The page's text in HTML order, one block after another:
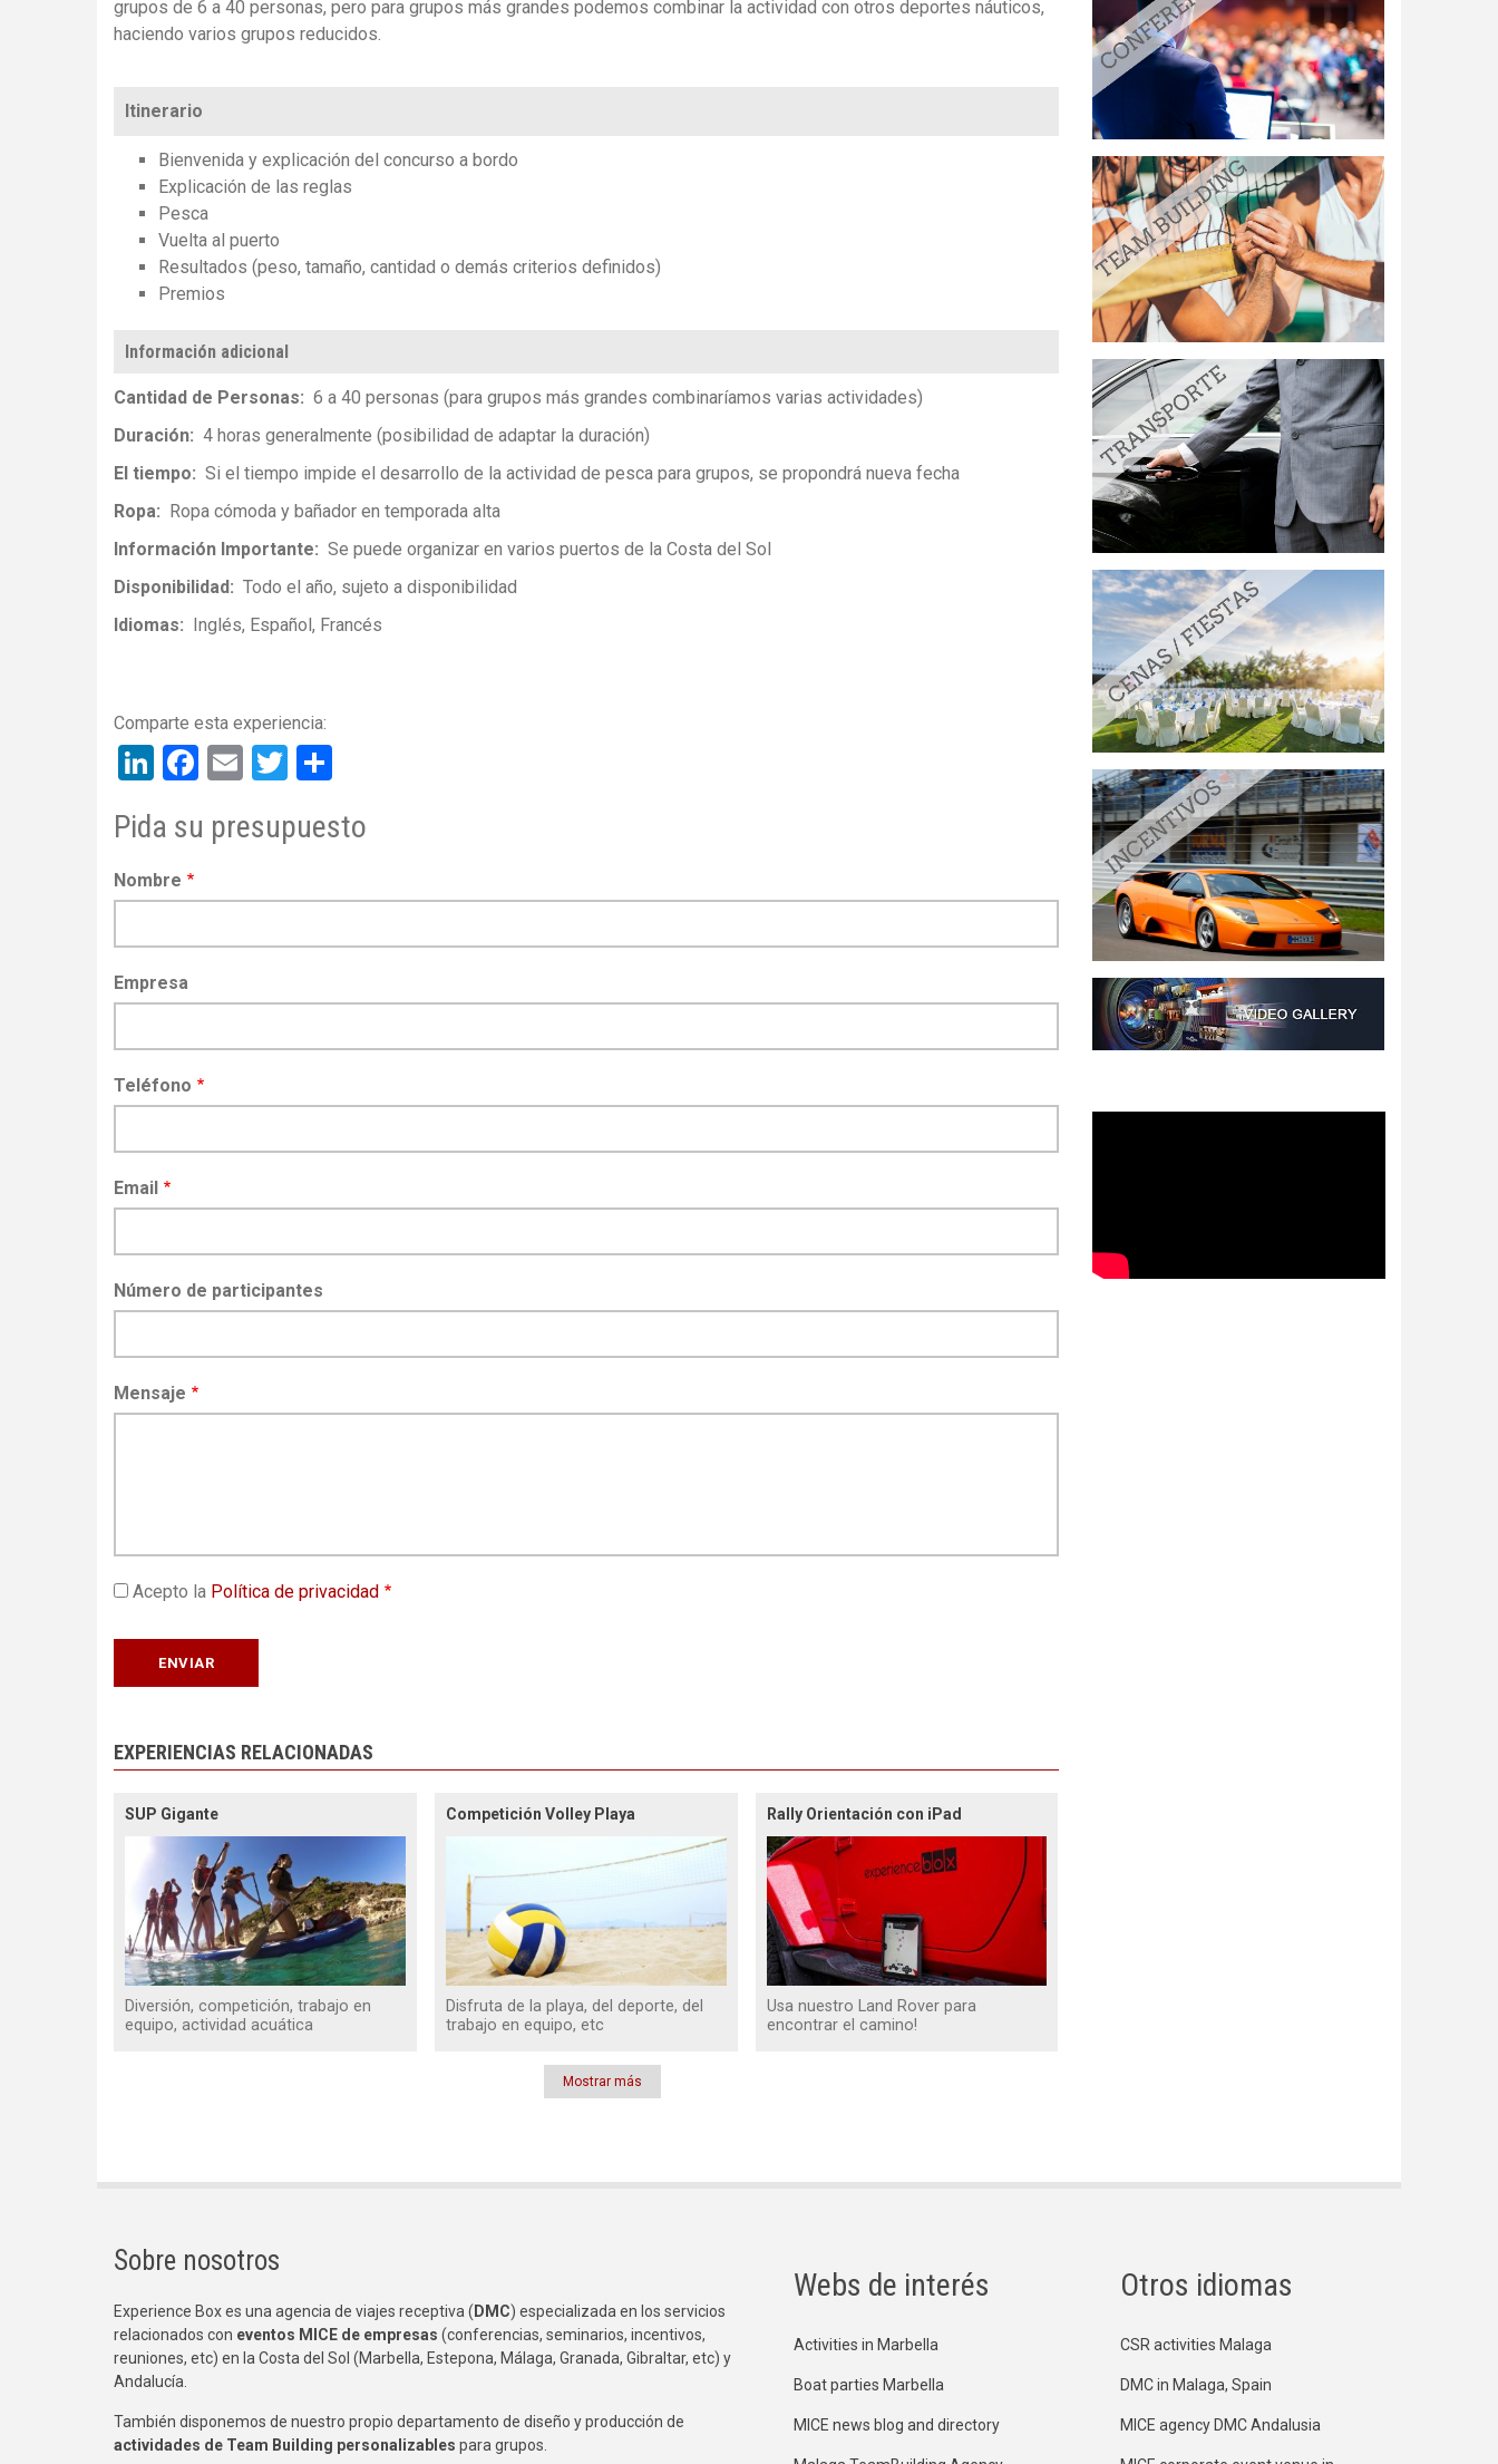
grupos de 6 a 40 personas, pero para grupos más grandes podemos combinar la actividad con otros deportes náuticos,
haciendo varios grupos reducidos.
Itinerario
Bienvenida y explicación del concurso a bordo
Explicación de las reglas
Pesca
Vuelta al puerto
Resultados (peso, tamaño, cantidad o demás criterios definidos)
Premios
Información adicional
Cantidad de Personas
6 a 40 personas (para grupos más grandes combinaríamos varias actividades)
Duración
4 horas generalmente (posibilidad de adaptar la duración)
El tiempo
Si el tiempo impide el desarrollo de la actividad de pesca para grupos, se propondrá nueva fecha
Ropa
Ropa cómoda y bañador en temporada alta
Información Importante
Se puede organizar en varios puertos de la Costa del Sol
Disponibilidad
Todo el año, sujeto a disponibilidad
Idiomas
Inglés Español Francés
LinkedIn
Facebook
EmailTwitter
Pida su presupuesto
Nombre
Empresa
Teléfono
Email
Número de participantes
Mensaje
Acepto la Política de privacidad
EXPERIENCIAS RELACIONADAS
SUP Gigante
Diversión, competición, trabajo en
equipo, actividad acuática
Competición Volley Playa
Disfruta de la playa, del deporte, del
trabajo en equipo, etc
Rally Orientación con iPad
Usa nuestro Land Rover para
encontrar el camino!
Mostrar más
Sobre nosotros
Experience Box es una agencia de viajes receptiva ( DMC) especializada en los servicios
relacionados con eventos MICE de empresas (conferencias, seminarios, incentivos,
reuniones, etc) en la Costa del Sol (Marbella, Estepona, Málaga, Granada, Gibraltar, etc) y
Andalucía.
También disponemos de nuestro propio departamento de diseño y producción de
actividades de Team Building personalizables para grupos.
Webs de interés
Activities in Marbella
Boat parties Marbella
MICE news blog and directory
Otros idiomas
CSR activities Malaga
DMC in Malaga, Spain
MICE agency DMC Andalusia